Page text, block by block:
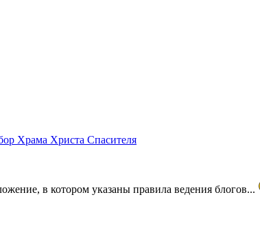
Храма Христа Спасителя
в котором указаны правила ведения блогов...